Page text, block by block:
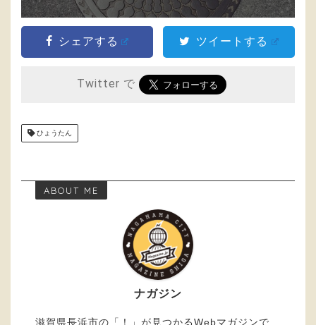
シェアする ツイートする
Twitter で
ひょうたん
ABOUT ME
ナガジン
滋賀県長浜市の「！」が見つかるWebマガジンで